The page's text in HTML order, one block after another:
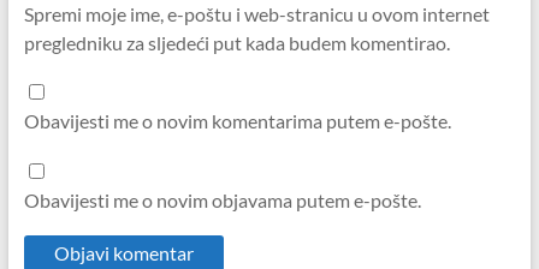
Spremi moje ime, e-poštu i web-stranicu u ovom internet
pregledniku za sljedeći put kada budem komentirao.
Obavijesti me o novim komentarima putem e-pošte.
Obavijesti me o novim objavama putem e-pošte.